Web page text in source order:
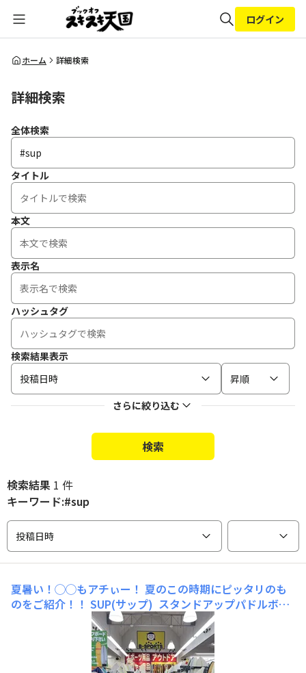
全体検索
ログイン
ホーム 詳細検索
詳細検索
全体検索
タイトル
本文
表示名
ハッシュタグ
検索結果表示
投稿日時
昇順
さらに絞り込む
検索
検索結果 1 件
キーワード:#sup
投稿日時
夏暑い！◯◯もアチぃー！ 夏のこの時期にピッタリのも
のをご紹介！！ SUP(サップ) スタンドアップパドルボー
ドの略で、サーフボードより少し大きいボードの上に立
ち、パドルを漕いで水面を進んでいきます💨 SUPのボー
ドは浮力が高く安定感に優れており、初めての方や運動神
経に自信が無い方で